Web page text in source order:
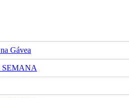
Gávea
SEMANA